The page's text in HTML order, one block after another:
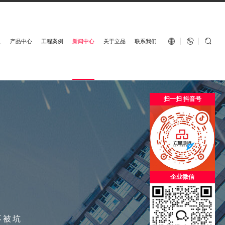
产品中心 工程案例 新闻中心 关于立品 联系我们 English  
坑
扫一扫 抖音号
企业微信